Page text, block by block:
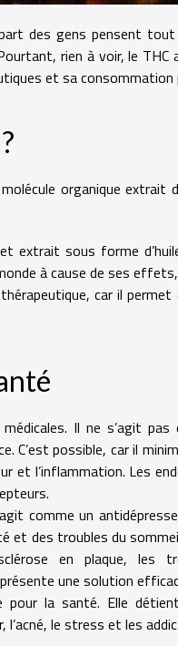
des gens pensent
rien à voir, le
et sa
organique
sous forme
à cause de ses
car il
Il ne s’agit
possible, car il
et l’inflammation. Les
comme un
et des troubles du
en plaque, les
une solution
pour la santé. Elle
le stress et les